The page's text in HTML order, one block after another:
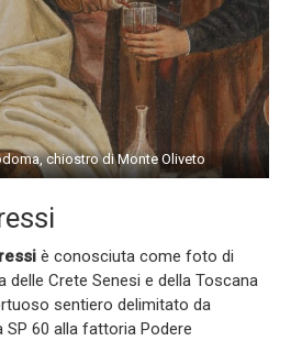
chiostro di Monte Oliveto
è conosciuta come foto di
delle Crete Senesi e della Toscana
sentiero delimitato da
60 alla fattoria Podere